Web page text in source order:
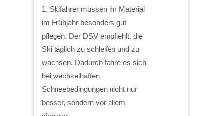
1. Skifahrer müssen ihr Material
im Frühjahr besonders gut
pflegen. Der DSV empfiehlt, die
Ski täglich zu schleifen und zu
wachsen. Dadurch fahre es sich
bei wechselhaften
Schneebedingungen nicht nur
besser, sondern vor allem